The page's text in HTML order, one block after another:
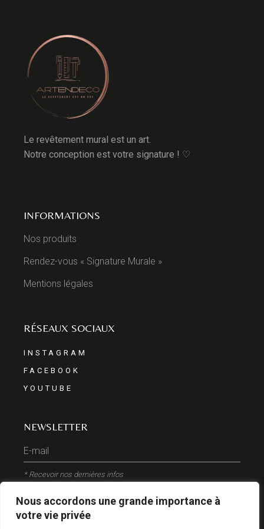
Nous accordons une grande importance à
votre vie privée
Le revêtement mural est un art.
Notre conception est votre signature ! ♡
INFORMATIONS
Nos produits
Rendez-vous « Signature Murale »
Mentions légales
RÉSEAUX SOCIAUX
INSTAGRAM
FACEBOOK
YOUTUBE
NEWSLETTER
* Recevoir nos dernières infos
ENVOYER